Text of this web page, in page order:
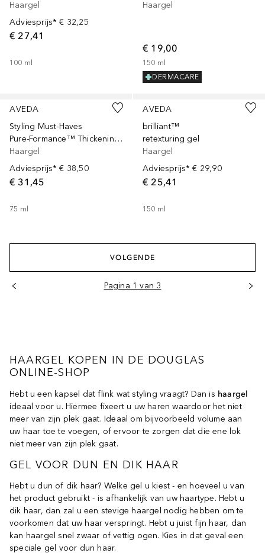
Haargel
Adviesprijs* € 32,25
€ 27,41
100 ml
Haargel
€ 19,00
150 ml
DERMACARE
AVEDA
Styling Must-Haves
Pure-Formance™ Thickening Paste
Haargel
Adviesprijs* € 38,50
€ 31,45
75 ml
AVEDA
brilliant™
retexturing gel
Haargel
Adviesprijs* € 29,90
€ 25,41
150 ml
VOLGENDE
Pagina 1 van 3
HAARGEL KOPEN IN DE DOUGLAS
ONLINE-SHOP
Hebt u een kapsel dat flink wat styling vraagt? Dan is haargel
ideaal voor u. Hiermee fixeert u uw haren waardoor het niet
meer van zijn plek gaat. Ideaal om bijvoorbeeld volume aan
uw haar toe te voegen, of ervoor te zorgen dat die ene lok
niet meer van zijn plek gaat.
GEL VOOR DUN EN DIK HAAR
Hebt u dun of dik haar? Welke gel u kiest - en hoeveel u van
het product gebruikt - is afhankelijk van uw haartype. Hebt u
dik haar, dan zal u een stevige haargel nodig hebben om te
voorkomen dat uw haar verspringt. Hebt u juist fijn haar, dan
kan haargel snel zwaar of vettig ogen. Kies in dat geval een
speciale gel voor dun haar.